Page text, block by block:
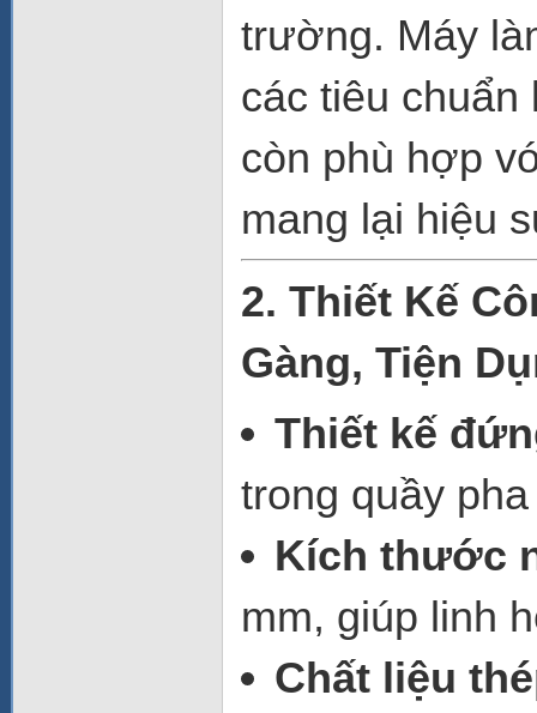
trường. Máy
các tiêu
còn phù hợp
mang lại hiệu
2. Thiết Kế
Gàng, Tiện
Thiết kế
trong quầy
Kích thước
mm, giúp linh
Chất liệu